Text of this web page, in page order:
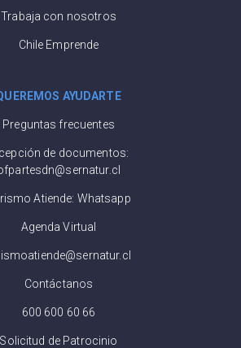
Trabaja con nosotros
Chile Emprende
AYUDARTE
Preguntas frecuentes
de documentos:
Atiende: Whatsapp
Agenda Virtual
Contáctanos
600 600 60 66
Solicitud de Patrocinio